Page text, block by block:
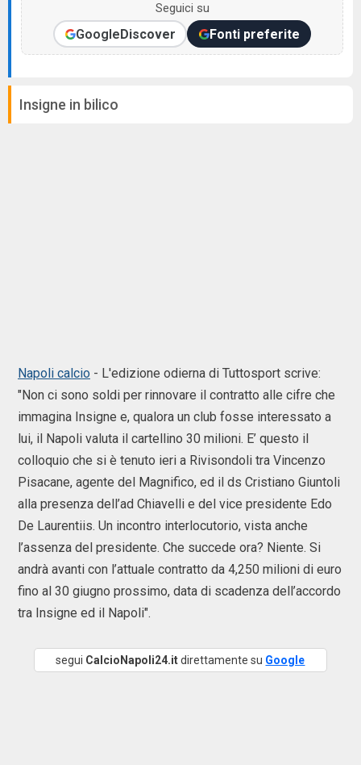
Seguici su
GoogleDiscover Fonti preferite
Insigne in bilico
Napoli calcio - L'edizione odierna di Tuttosport scrive:
"Non ci sono soldi per rinnovare il contratto alle cifre che
immagina Insigne e, qualora un club fosse interessato a
lui, il Napoli valuta il cartellino 30 milioni. E’ questo il
colloquio che si è tenuto ieri a Rivisondoli tra Vincenzo
Pisacane, agente del Magnifico, ed il ds Cristiano Giuntoli
alla presenza dell’ad Chiavelli e del vice presidente Edo
De Laurentiis. Un incontro interlocutorio, vista anche
l’assenza del presidente. Che succede ora? Niente. Si
andrà avanti con l’attuale contratto da 4,250 milioni di euro
fino al 30 giugno prossimo, data di scadenza dell’accordo
tra Insigne ed il Napoli".
segui CalcioNapoli24.itdirettamente su Google